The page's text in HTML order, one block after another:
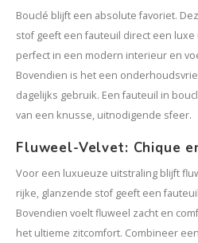
Bouclé blijft een absolute favoriet.
stof geeft een fauteuil direct een luxe
perfect in een modern interieur en
Bovendien is het een
dagelijks gebruik. Een fauteuil in
van een knusse, uitnodigende sfeer.
Fluweel-Velvet: Chique
Voor een luxueuze uitstraling blijft
rijke, glanzende stof geeft een
Bovendien voelt fluweel zacht en
het ultieme zitcomfort. Combineer